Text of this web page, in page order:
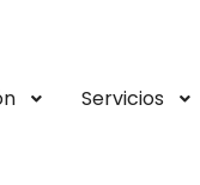
Servicios